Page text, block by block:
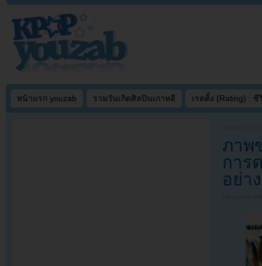
หน้าแรก youzab รวมวันเกิดศิลปินเกาหลี เรตติ้ง (Rating) : ซี
ภาพ
การ
อย่า